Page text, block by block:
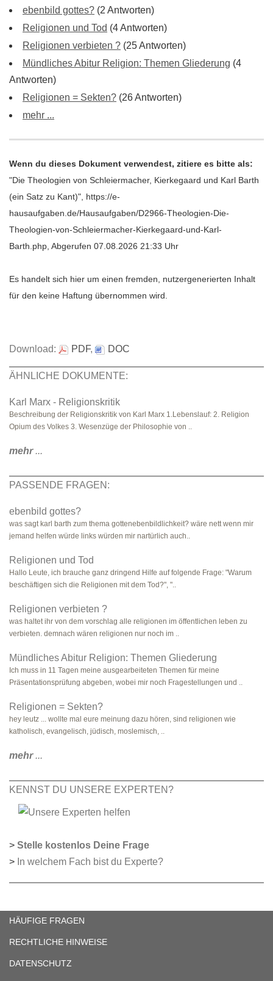
ebenbild gottes? (2 Antworten)
Religionen und Tod (4 Antworten)
Religionen verbieten ? (25 Antworten)
Mündliches Abitur Religion: Themen Gliederung (4
Antworten)
Religionen = Sekten? (26 Antworten)
mehr ...
Wenn du dieses Dokument verwendest, zitiere es bitte als:
"Die Theologien von Schleiermacher, Kierkegaard und Karl Barth
(ein Satz zu Kant)", https://e-
hausaufgaben.de/Hausaufgaben/D2966-Theologien-Die-
Theologien-von-Schleiermacher-Kierkegaard-und-Karl-
Barth.php, Abgerufen 07.08.2026 21:33 Uhr
Es handelt sich hier um einen fremden, nutzergenerierten Inhalt
für den keine Haftung übernommen wird.
Download: PDF, DOC
ÄHNLICHE DOKUMENTE:
Karl Marx - Religionskritik
Beschreibung der Religionskritik von Karl Marx 1.Lebenslauf: 2. Religion
Opium des Volkes 3. Wesenzüge der Philosophie von ..
mehr...
PASSENDE FRAGEN:
ebenbild gottes?
was sagt karl barth zum thema gottenebenbildlichkeit? wäre nett wenn mir
jemand helfen würde links würden mir nartürlich auch..
Religionen und Tod
Hallo Leute, ich brauche ganz dringend Hilfe auf folgende Frage: "Warum
beschäftigen sich die Religionen mit dem Tod?", "..
Religionen verbieten ?
was haltet ihr von dem vorschlag alle religionen im öffentlichen leben zu
verbieten. demnach wären religionen nur noch im ..
Mündliches Abitur Religion: Themen Gliederung
Ich muss in 11 Tagen meine ausgearbeiteten Themen für meine
Präsentationsprüfung abgeben, wobei mir noch Fragestellungen und ..
Religionen = Sekten?
hey leutz ... wollte mal eure meinung dazu hören, sind religionen wie
katholisch, evangelisch, jüdisch, moslemisch, ..
mehr...
KENNST DU UNSERE EXPERTEN?
> Stelle kostenlos Deine Frage
> In welchem Fach bist du Experte?
HÄUFIGE FRAGEN
RECHTLICHE HINWEISE
DATENSCHUTZ